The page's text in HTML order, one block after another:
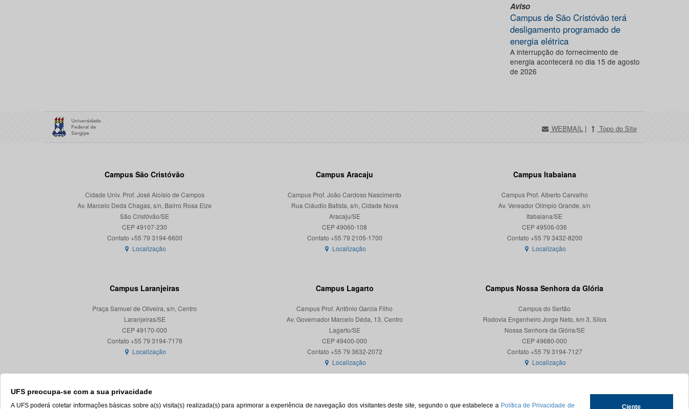
UFS preocupa-se com a sua privacidade
A UFS poderá coletar informações básicas sobre a(s) visita(s) realizada(s) para aprimorar a experiência de navegação dos visitantes deste site, segundo o que estabelece a Política de Privacidade de Ciente
Aviso
Campus de São Cristóvão terá
desligamento programado de
energia elétrica
A interrupção do fornecimento de
energia acontecerá no dia 15 de agosto
de 2026
WEBMAIL | Topo do Site
Campus São Cristóvão
Cidade Univ. Prof. José Aloísio de Campos
Av. Marcelo Deda Chagas, s/n, Bairro Rosa Elze
São Cristóvão/SE
CEP 49107-230
Localização
Campus Aracaju
Campus Prof. João Cardoso Nascimento
Rua Cláudio Batista, s/n, Cidade Nova
Aracaju/SE
CEP 49060-108
Localização
Campus Itabaiana
Campus Prof. Alberto Carvalho
Av. Vereador Olímpio Grande, s/n
Itabaiana/SE
CEP 49506-036
Localização
Campus Laranjeiras
Praça Samuel de Oliveira, s/n, Centro
Laranjeiras/SE
CEP 49170-000
Localização
Campus Lagarto
Campus Prof. Antônio Garcia Filho
Av. Governador Marcelo Déda, 13, Centro
Lagarto/SE
CEP 49400-000
Localização
Campus Nossa Senhora da Glória
Campus do Sertão
Rodovia Engenheiro Jorge Neto, km 3, Silos
Nossa Senhora da Glória/SE
CEP 49680-000
Contato +55 79 3194-7127
Localização